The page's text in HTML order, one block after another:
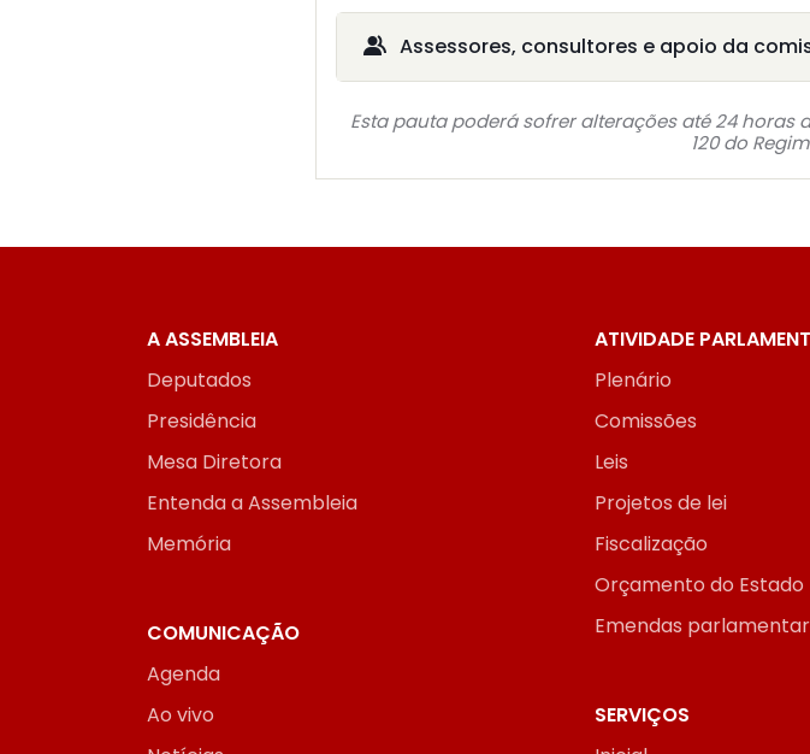
Assessores, consultores e apoio da
Esta pauta poderá sofrer alterações até 24
120 do
A ASSEMBLEIA
Deputados
Presidência
Mesa Diretora
Entenda a Assembleia
Memória
ATIVIDADE
Plenário
Comissões
Leis
Projetos de lei
Fiscalização
Orçamento do Estado
Emendas
COMUNICAÇÃO
Agenda
Ao vivo
SERVIÇOS